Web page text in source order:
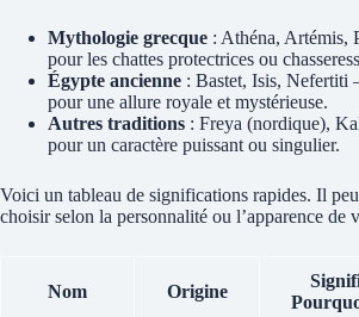
Mythologie grecque : Athéna, Artémis,
pour les chattes protectrices ou
Égypte ancienne : Bastet, Isis, Nefertiti
pour une allure royale et mystérieuse.
Autres traditions : Freya (nordique),
pour un caractère puissant ou singulier.
Voici un tableau de significations rapides. Il
choisir selon la personnalité ou l’apparence de
Nom Origine